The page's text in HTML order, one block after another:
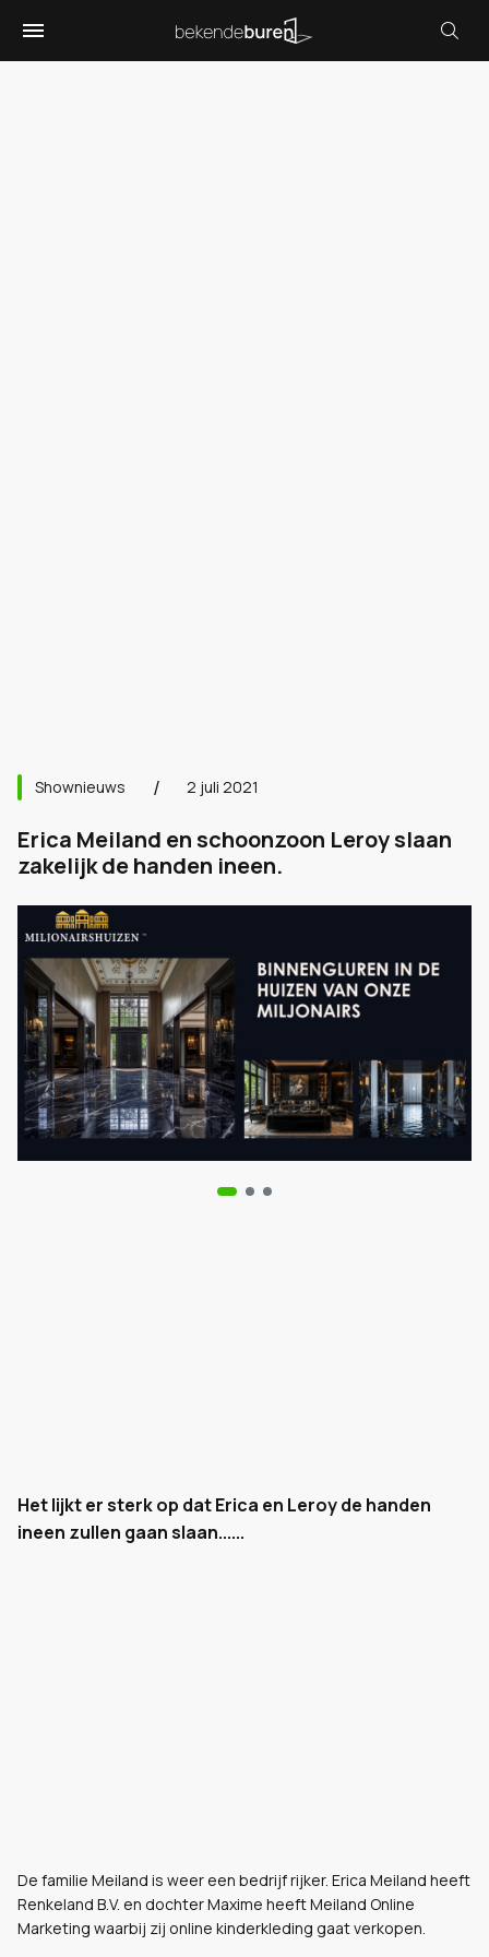
Shownieuws 2 juli 2021
Erica Meiland en schoonzoon Leroy slaan
zakelijk de handen ineen.
Het lijkt er sterk op dat Erica en Leroy de handen
ineen zullen gaan slaan......
De familie Meiland is weer een bedrijf rijker. Erica Meiland heeft
Renkeland B.V. en dochter Maxime heeft Meiland Online
Marketing waarbij zij online kinderkleding gaat verkopen.